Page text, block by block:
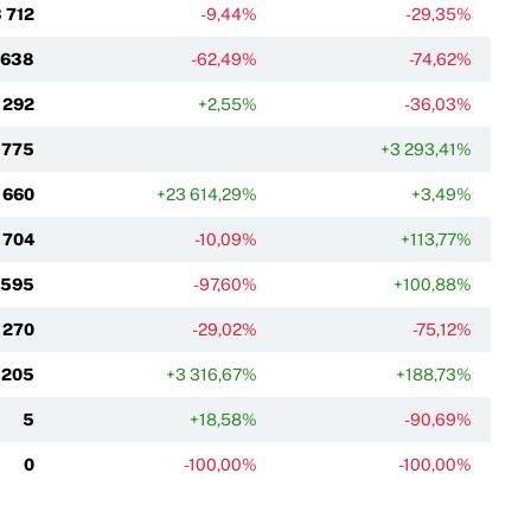
712 -9,44% -29,35%
-62,49% -74,62%
292 +2,55% -36,03%
775 +3 293,41%
660 +23 614,29% +3,49%
704 -10,09% +113,77%
595 -97,60% +100,88%
270 -29,02% -75,12%
205 +3 316,67% +188,73%
5 +18,58% -90,69%
0 -100,00% -100,00%